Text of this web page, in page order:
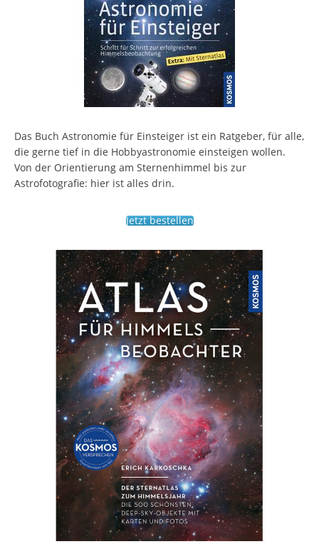
Das Buch Astronomie für Einsteiger ist ein Ratgeber, für alle,
die gerne tief in die Hobbyastronomie einsteigen wollen.
Von der Orientierung am Sternenhimmel bis zur
Astrofotografie: hier ist alles drin.
Jetzt bestellen